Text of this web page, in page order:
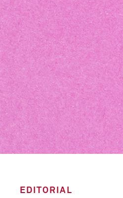
EDITORIAL